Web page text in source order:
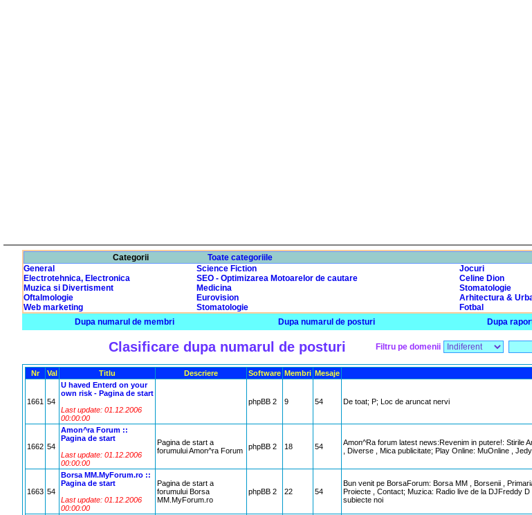
Categorii
Toate categoriile
General
Science Fiction Jocuri
Electrotehnica, Electronica
SEO - Optimizarea Motoarelor de cautare Celine Dion
Muzica si Divertisment
Medicina Stomatologie
Oftalmologie
Eurovision Arhitectura &
Web marketing
Stomatologie
Fotbal
Dupa numarul de membri
Dupa numarul de posturi Dupa
Clasificare dupa numarul de posturi Filtru pe domenii
Nr Val Titlu Descriere Software Membri Mesaje
1661 54
U haved Enterd on your
own risk - Pagina de start
Last update: 01.12.2006
00:00:00
phpBB 2 9 54 De toat; P; Loc de aruncat nervi
1662 54
Amon^ra Forum ::
Pagina de start
Last update: 01.12.2006
00:00:00
Pagina de start a
forumului Amon^ra Forum
phpBB 2 18 54
Amon^Ra forum latest news:Revenim in putere!: Stirile
, Diverse , Mica publicitate; Play Online: MuOnline ,
1663 54
Borsa MM.MyForum.ro ::
Pagina de start
Last update: 01.12.2006
00:00:00
Pagina de start a
forumului Borsa
MM.MyForum.ro
phpBB 2 22 54
Bun venit pe BorsaForum: Borsa MM , Borsenii ,
Proiecte , Contact; Muzica: Radio live de la DJFreddy
subiecte noi